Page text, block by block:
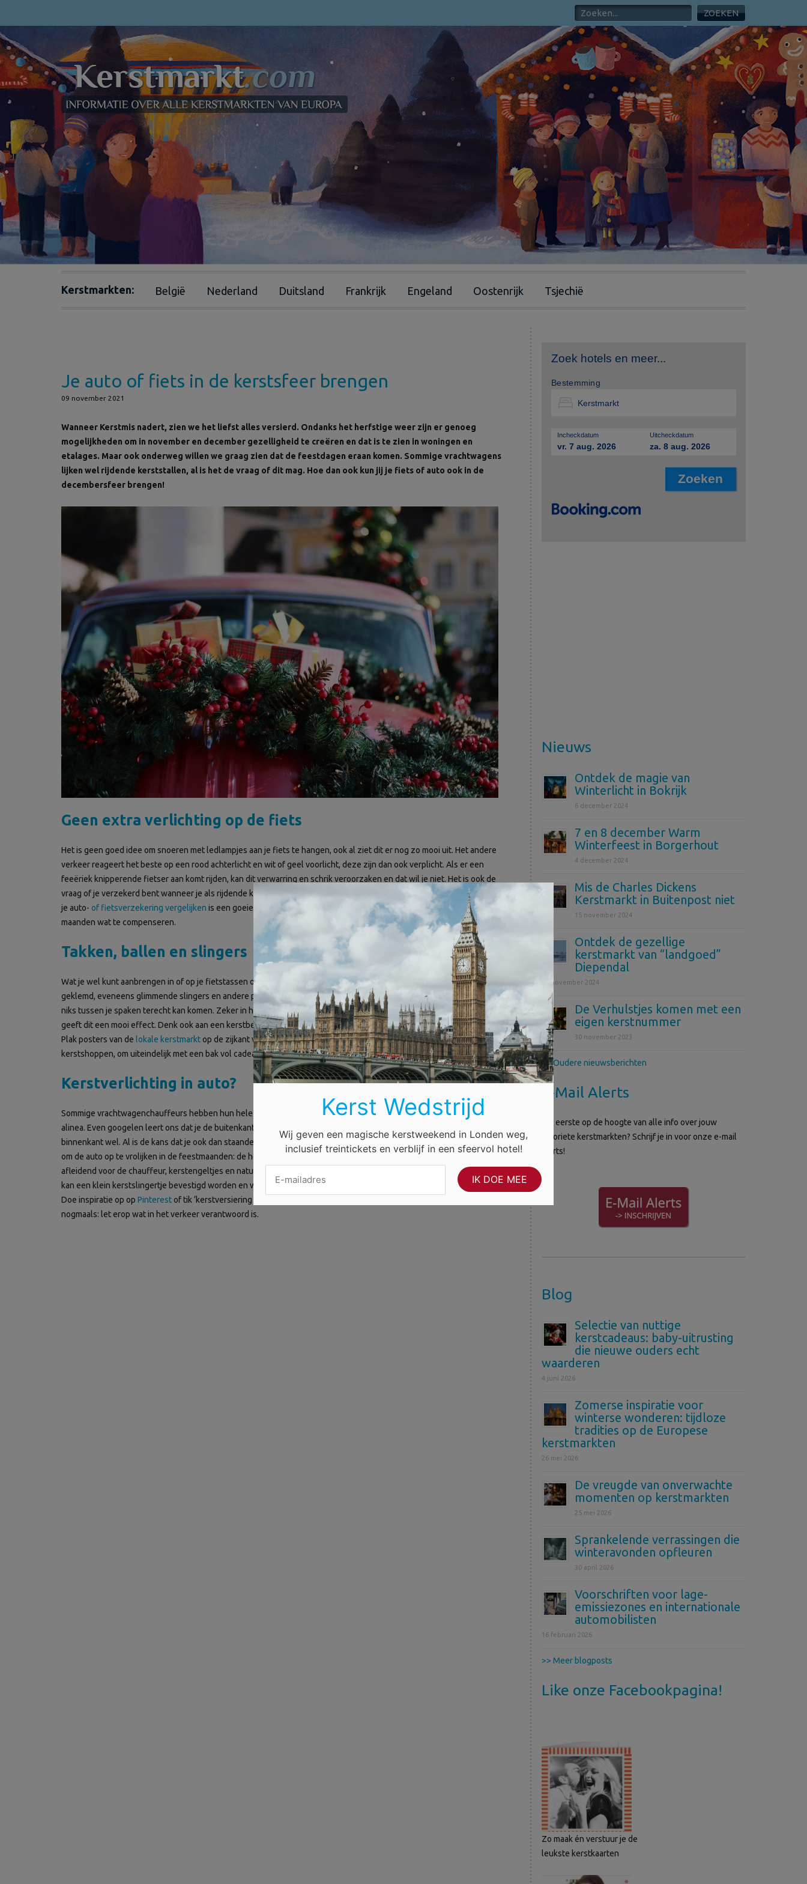
Kerstmarkten: België Nederland Duitsland Frankrijk Engeland Oostenrijk Tsjechië
Je auto of fiets in de kerstsfeer brengen
09 november 2021
Wanneer Kerstmis nadert, zien we het liefst alles versierd. Ondanks het herfstige weer zijn er genoeg
mogelijkheden om in november en december gezelligheid te creëren en dat is te zien in woningen en
etalages. Maar ook onderweg willen we graag zien dat de feestdagen eraan komen. Sommige vrachtwagens
lijken wel rijdende kerststallen, al is het de vraag of dit mag. Hoe dan ook kun jij je fiets of auto ook in de
decembersfeer brengen!
Geen extra verlichting op de fiets
Het is geen goed idee om snoeren met ledlampjes aan je fiets te hangen, ook al ziet dit er nog zo mooi uit. Het andere
verkeer reageert het beste op een rood achterlicht en wit of geel voorlicht, deze zijn dan ook verplicht. Als er een
feeëriek knipperende fietser aan komt rijden, kan dit verwarring en schrik veroorzaken en dat wil je niet. Het is ook de
vraag of je verzekerd bent wanneer je als rijdende kerstkraam een aanrijding veroorzaakt. Over verzekering gesproken,
je auto- of fietsverzekering vergelijken is een goeie tip om de vele uitgaven (cadeautjes en boodschappen!) in deze
maanden wat te compenseren.
Takken, ballen en slingers
Wat je wel kunt aanbrengen in of op je fietstassen of het kratje op je stuur: kersttakken, eventueel met kerstballen eraan
geklemd, eveneens glimmende slingers en andere prullaria in de echte kerstkleuren: groen, wit en rood. Zorg wel dat er
niks tussen je spaken terecht kan komen. Zeker in het avondlicht, met de weerkaatsende straat- en kerstverlichting,
geeft dit een mooi effect. Denk ook aan een kerstbelletje op je stuur. Heb je een bakfiets, dan kun je helemaal uitpakken.
Plak posters van de lokale kerstmarkt op de zijkant van de bak. Natuurlijk ga je met diezelfde versierde bakfiets
kerstshoppen, om uiteindelijk met een bak vol cadeautjes naar huis te rijden. Instagram-materiaal!
Kerstverlichting in auto?
Sommige vrachtwagenchauffeurs hebben hun hele cabine ingericht als een soort kerststal, schreven we al in de eerste
alinea. Even googelen leert ons dat je de buitenkant van je auto niet van extra verlichting mag voorzien, maar de
binnenkant wel. Al is de kans dat je ook dan staande wordt gehouden wel aanwezig. Niettemin zijn er andere manieren
om de auto op te vrolijken in de feestmaanden: de hoedenplank en het dashboard zijn plekken waar, mits niet te
afleidend voor de chauffeur, kerstengeltjes en natuurlijk
staan – al dan niet wiebelend. Aan de antenne
kan een klein kerstslingertje bevestigd worden en wie echt wil uitpakken bevestigt het gewei van Rudolph op zijn dak.
Doe inspiratie op op Pinterest of tik ‘kerstversiering fiets/auto’ in en je ziet de wildste ideeën voorbijkomen. Maar
nogmaals: let erop wat in het verkeer verantwoord is.
Zoek hotels en meer...
Bestemming
Incheckdatum
vr. 7 aug. 2026
Uitcheckdatum
za. 8 aug. 2026
Nieuws
Ontdek de magie van
Winterlicht in Bokrijk
6 december 2024
7 en 8 december Warm
Winterfeest in Borgerhout
4 december 2024
Mis de Charles Dickens
Kerstmarkt in Buitenpost niet
15 november 2024
Ontdek de gezellige
kerstmarkt van “landgoed”
Diependal
12 november 2024
De Verhulstjes komen met een
eigen kerstnummer
30 november 2023
>> Oudere nieuwsberichten
E-Mail Alerts
Als eerste op de hoogte van alle info over jouw
favoriete kerstmarkten? Schrijf je in voor onze e-mail
alerts!
Blog
Selectie van nuttige
kerstcadeaus: baby-uitrusting
die nieuwe ouders echt
waarderen
4 juni 2026
Zomerse inspiratie voor
winterse wonderen: tijdloze
tradities op de Europese
kerstmarkten
26 mei 2026
De vreugde van onverwachte
momenten op kerstmarkten
25 mei 2026
Sprankelende verrassingen die
winteravonden opfleuren
30 april 2026
Voorschriften voor lage-
emissiezones en internationale
automobilisten
16 februari 2026
>> Meer blogposts
Like onze Facebookpagina!
Zo maak én verstuur je de
leukste kerstkaarten
Kerst Wedstrijd
Wij geven een magische kerstweekend in Londen weg,
inclusief treintickets en verblijf in een sfeervol hotel!
×